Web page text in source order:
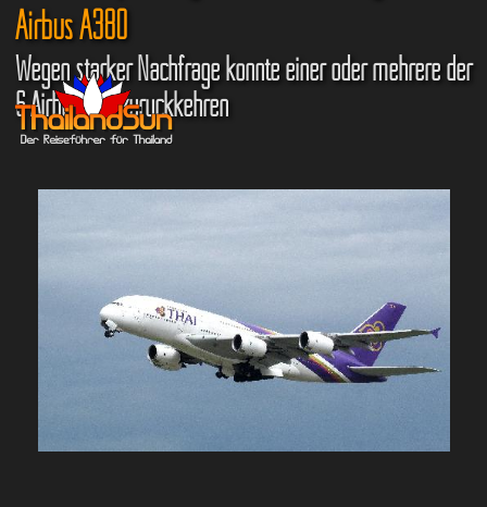
Airbus A380
Wegen starker Nachfrage könnte einer oder mehrere der
6 Airbus 380 zurückkehren